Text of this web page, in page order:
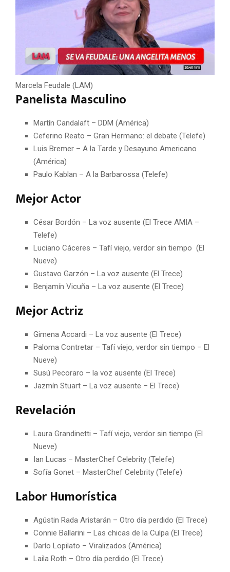
Marcela Feudale (LAM)
Panelista Masculino
Martín Candalaft – DDM (América)
Ceferino Reato – Gran Hermano: el debate (Telefe)
Luis Bremer – A la Tarde y Desayuno Americano
(América)
Paulo Kablan – A la Barbarossa (Telefe)
Mejor Actor
César Bordón – La voz ausente (El Trece AMIA –
Telefe)
Luciano Cáceres – Tafí viejo, verdor sin tiempo (El
Nueve)
Gustavo Garzón – La voz ausente (El Trece)
Benjamín Vicuña – La voz ausente (El Trece)
Mejor Actriz
Gimena Accardi – La voz ausente (El Trece)
Paloma Contretar – Tafí viejo, verdor sin tiempo – El
Nueve)
Susú Pecoraro – la voz ausente (El Trece)
Jazmín Stuart – La voz ausente – El Trece)
Revelación
Laura Grandinetti – Tafí viejo, verdor sin tiempo (El
Nueve)
Ian Lucas – MasterChef Celebrity (Telefe)
Sofía Gonet – MasterChef Celebrity (Telefe)
Labor Humorística
Agústin Rada Aristarán – Otro día perdido (El Trece)
Connie Ballarini – Las chicas de la Culpa (El Trece)
Darío Lopilato – Viralizados (América)
Laila Roth – Otro día perdido (El Trece)